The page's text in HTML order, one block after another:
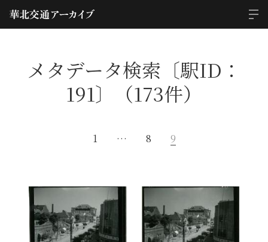
メタデータ検索〔駅ID：
191〕（173件）
1 … 8 9